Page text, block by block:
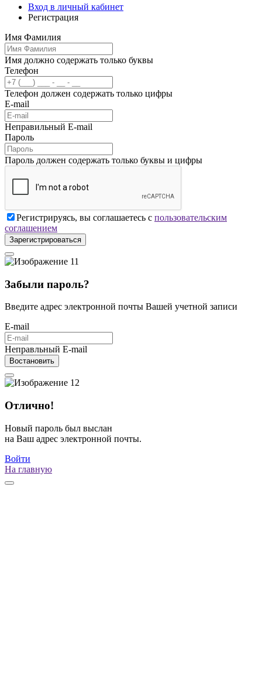
Вход в личный кабинет
Регистрация
Имя Фамилия
Имя должно содержать только буквы
Телефон
Телефон должен содержать только цифры
E-mail
Неправильный E-mail
Пароль
Пароль должен содержать только буквы и цифры
Регистрируясь, вы соглашаетесь с пользовательским
соглашением
Зарегистрироваться
Забыли пароль?
Введите адрес электронной почты Вашей учетной записи
E-mail
Неправльный E-mail
Востановить
Отлично!
Новый пароль был выслан
на Ваш адрес электронной почты.
Войти
На главную